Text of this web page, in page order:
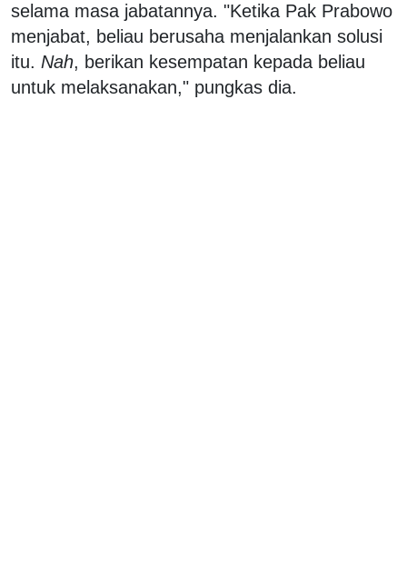
selama masa jabatannya. "Ketika Pak Prabowo
menjabat, beliau berusaha menjalankan solusi
itu. Nah, berikan kesempatan kepada beliau
untuk melaksanakan," pungkas dia.